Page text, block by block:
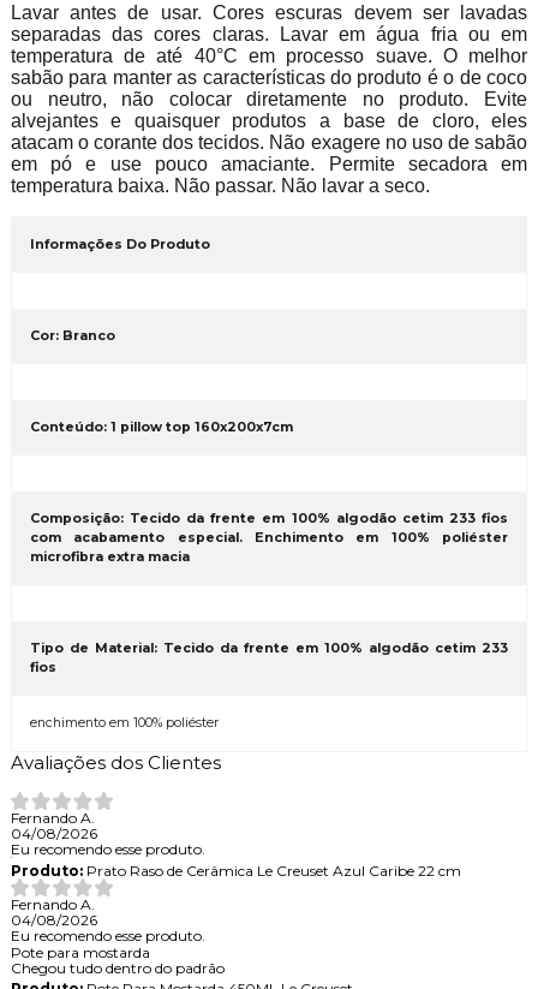
Lavar antes de usar. Cores escuras devem ser lavadas
separadas das cores claras. Lavar em água fria ou em
temperatura de até 40°C em processo suave. O melhor
sabão para manter as características do produto é o de coco
ou neutro, não colocar diretamente no produto. Evite
alvejantes e quaisquer produtos a base de cloro, eles
atacam o corante dos tecidos. Não exagere no uso de sabão
em pó e use pouco amaciante. Permite secadora em
temperatura baixa. Não passar. Não lavar a seco.
Informações Do Produto
Cor: Branco
Conteúdo: 1 pillow top 160x200x7cm
Composição: Tecido da frente em 100% algodão cetim 233 fios
com acabamento especial. Enchimento em 100% poliéster
microfibra extra macia
Tipo de Material: Tecido da frente em 100% algodão cetim 233
fios
enchimento em 100% poliéster
Avaliações dos Clientes
Fernando A.
04/08/2026
Eu recomendo esse produto.
Produto:Prato Raso de Cerâmica Le Creuset Azul Caribe 22 cm
Fernando A.
04/08/2026
Eu recomendo esse produto.
Pote para mostarda
Chegou tudo dentro do padrão